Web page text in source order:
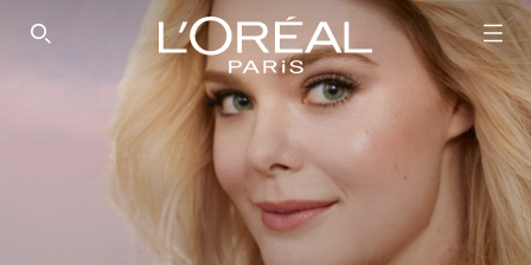
SEARCH THIS SITE